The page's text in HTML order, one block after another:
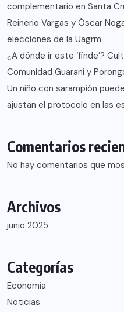
complementario en Santa
Reinerio Vargas y Óscar
elecciones de la Uagrm
¿A dónde ir este ‘finde’?
Comunidad Guaraní y
Un niño con sarampión
ajustan el protocolo en las
Comentarios
No hay comentarios que
Archivos
junio 2025
Categorías
Economía
Noticias